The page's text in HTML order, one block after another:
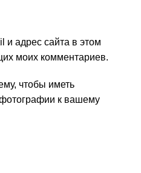
и адрес сайта в этом
моих комментариев.
чтобы иметь
к вашему